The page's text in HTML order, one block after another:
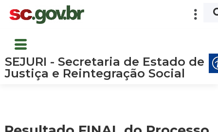
SEJURI - Secretaria de Estado de
Justiça e Reintegração Social